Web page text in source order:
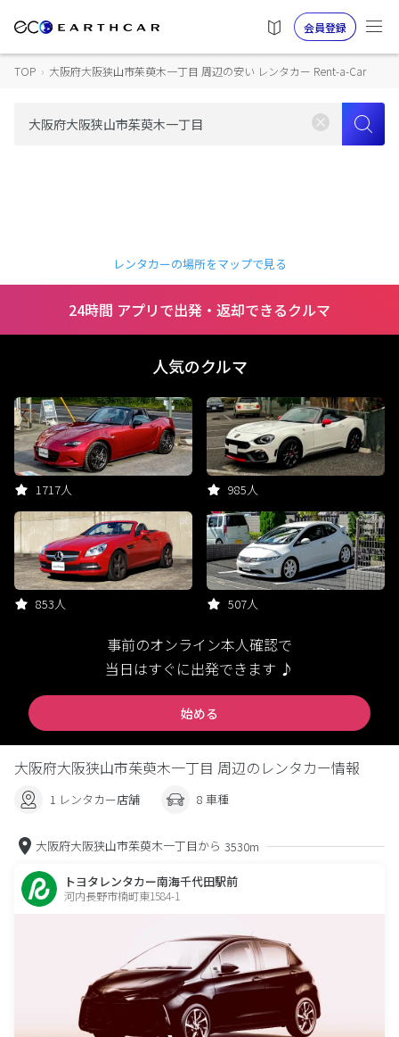
会員登録
TOP › 大阪府大阪狭山市茱萸木一丁目 周辺の安い レンタカー Rent-a-Car
レンタカーの場所をマップで見る
24時間 アプリで出発・返却できるクルマ
人気のクルマ
1717人 985人
853人 507人
事前のオンライン本人確認で
当日はすぐに出発できます ♪
始める
大阪府大阪狭山市茱萸木一丁目 周辺のレンタカー情報
1 レンタカー店舗 8 車種
大阪府大阪狭山市茱萸木一丁目から 3530m
トヨタレンタカー南海千代田駅前
河内長野市楠町東1584-1